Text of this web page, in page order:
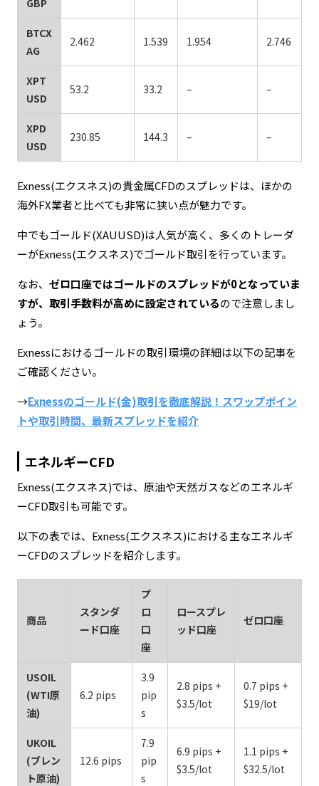
BTCX
AG
2.462 1.539 1.954 2.746
XPT
USD
53.2 33.2 – –
XPD
USD
230.85 144.3 – –
Exness(エクスネス)の貴金属CFDのスプレッドは、ほかの
海外FX業者と比べても非常に狭い点が魅力です。
中でもゴールド(XAUUSD)は人気が高く、多くのトレーダ
ーがExness(エクスネス)でゴールド取引を行っています。
なお、 ゼロ口座ではゴールドのスプレッドが0となっていま
すが、取引手数料が高めに設定されているので注意しまし
ょう。
Exnessにおけるゴールドの取引環境の詳細は以下の記事を
ご確認ください。
→Exnessのゴールド(金)取引を徹底解説！スワップポイン
トや取引時間、最新スプレッドを紹介
エネルギーCFD
Exness(エクスネス)では、原油や天然ガスなどのエネルギ
ーCFD取引も可能です。
以下の表では、Exness(エクスネス)における主なエネルギ
ーCFDのスプレッドを紹介します。
商品
スタンダ
ード口座
プ
ロ
口
座
ロースプレ
ッド口座
ゼロ口座
USOIL
(WTI原
油)
6.2 pips
3.9
pip
s
2.8 pips +
$3.5/lot
0.7 pips +
$19/lot
UKOIL
(ブレン
ト原油)
12.6 pips
7.9
pip
s
6.9 pips +
$3.5/lot
1.1 pips +
$32.5/lot